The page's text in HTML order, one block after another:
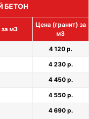
БЕТОН
за м3
Цена (гранит) за
м3
4 120 р.
4 230 р.
4 450 р.
4 550 р.
4 690 р.